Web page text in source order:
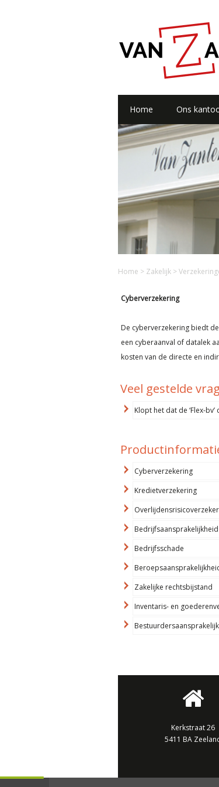
Home > Zakelijk >
Cyberverzekering
De cyberverzekering biedt
een cyberaanval of datalek
kosten van de directe en
Veel gestelde
Klopt het dat de ‘Flex-
Cyberverzekering
Kredietverzekering
Bedrijfsaansprakelijkheid
Bedrijfsschade
Zakelijke rechtsbijstand
Inventaris- en
Kerkstraat 26
5411 BA
Home Ons